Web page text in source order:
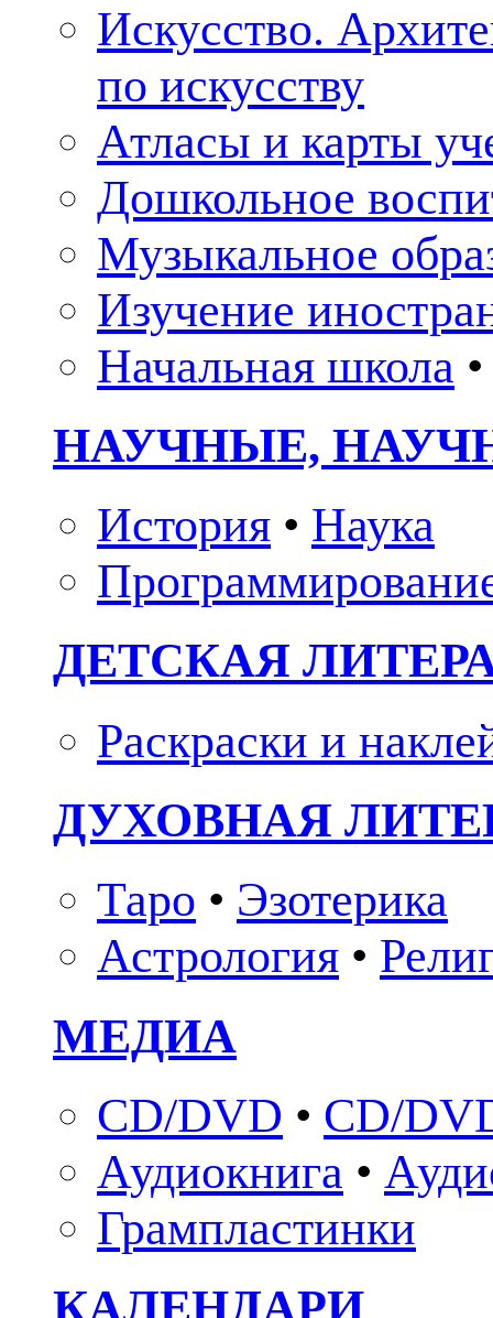
Искусство.
по искусству
Атласы и карты
Дошкольное
Музыкальное
Изучение
Начальная школа •
НАУЧНЫЕ,
История • Наука
ДЕТСКАЯ
Раскраски и
ДУХОВНАЯ
Таро • Эзотерика
Астрология •
МЕДИА
CD/DVD • CD/
Аудиокнига •
Грампластинки